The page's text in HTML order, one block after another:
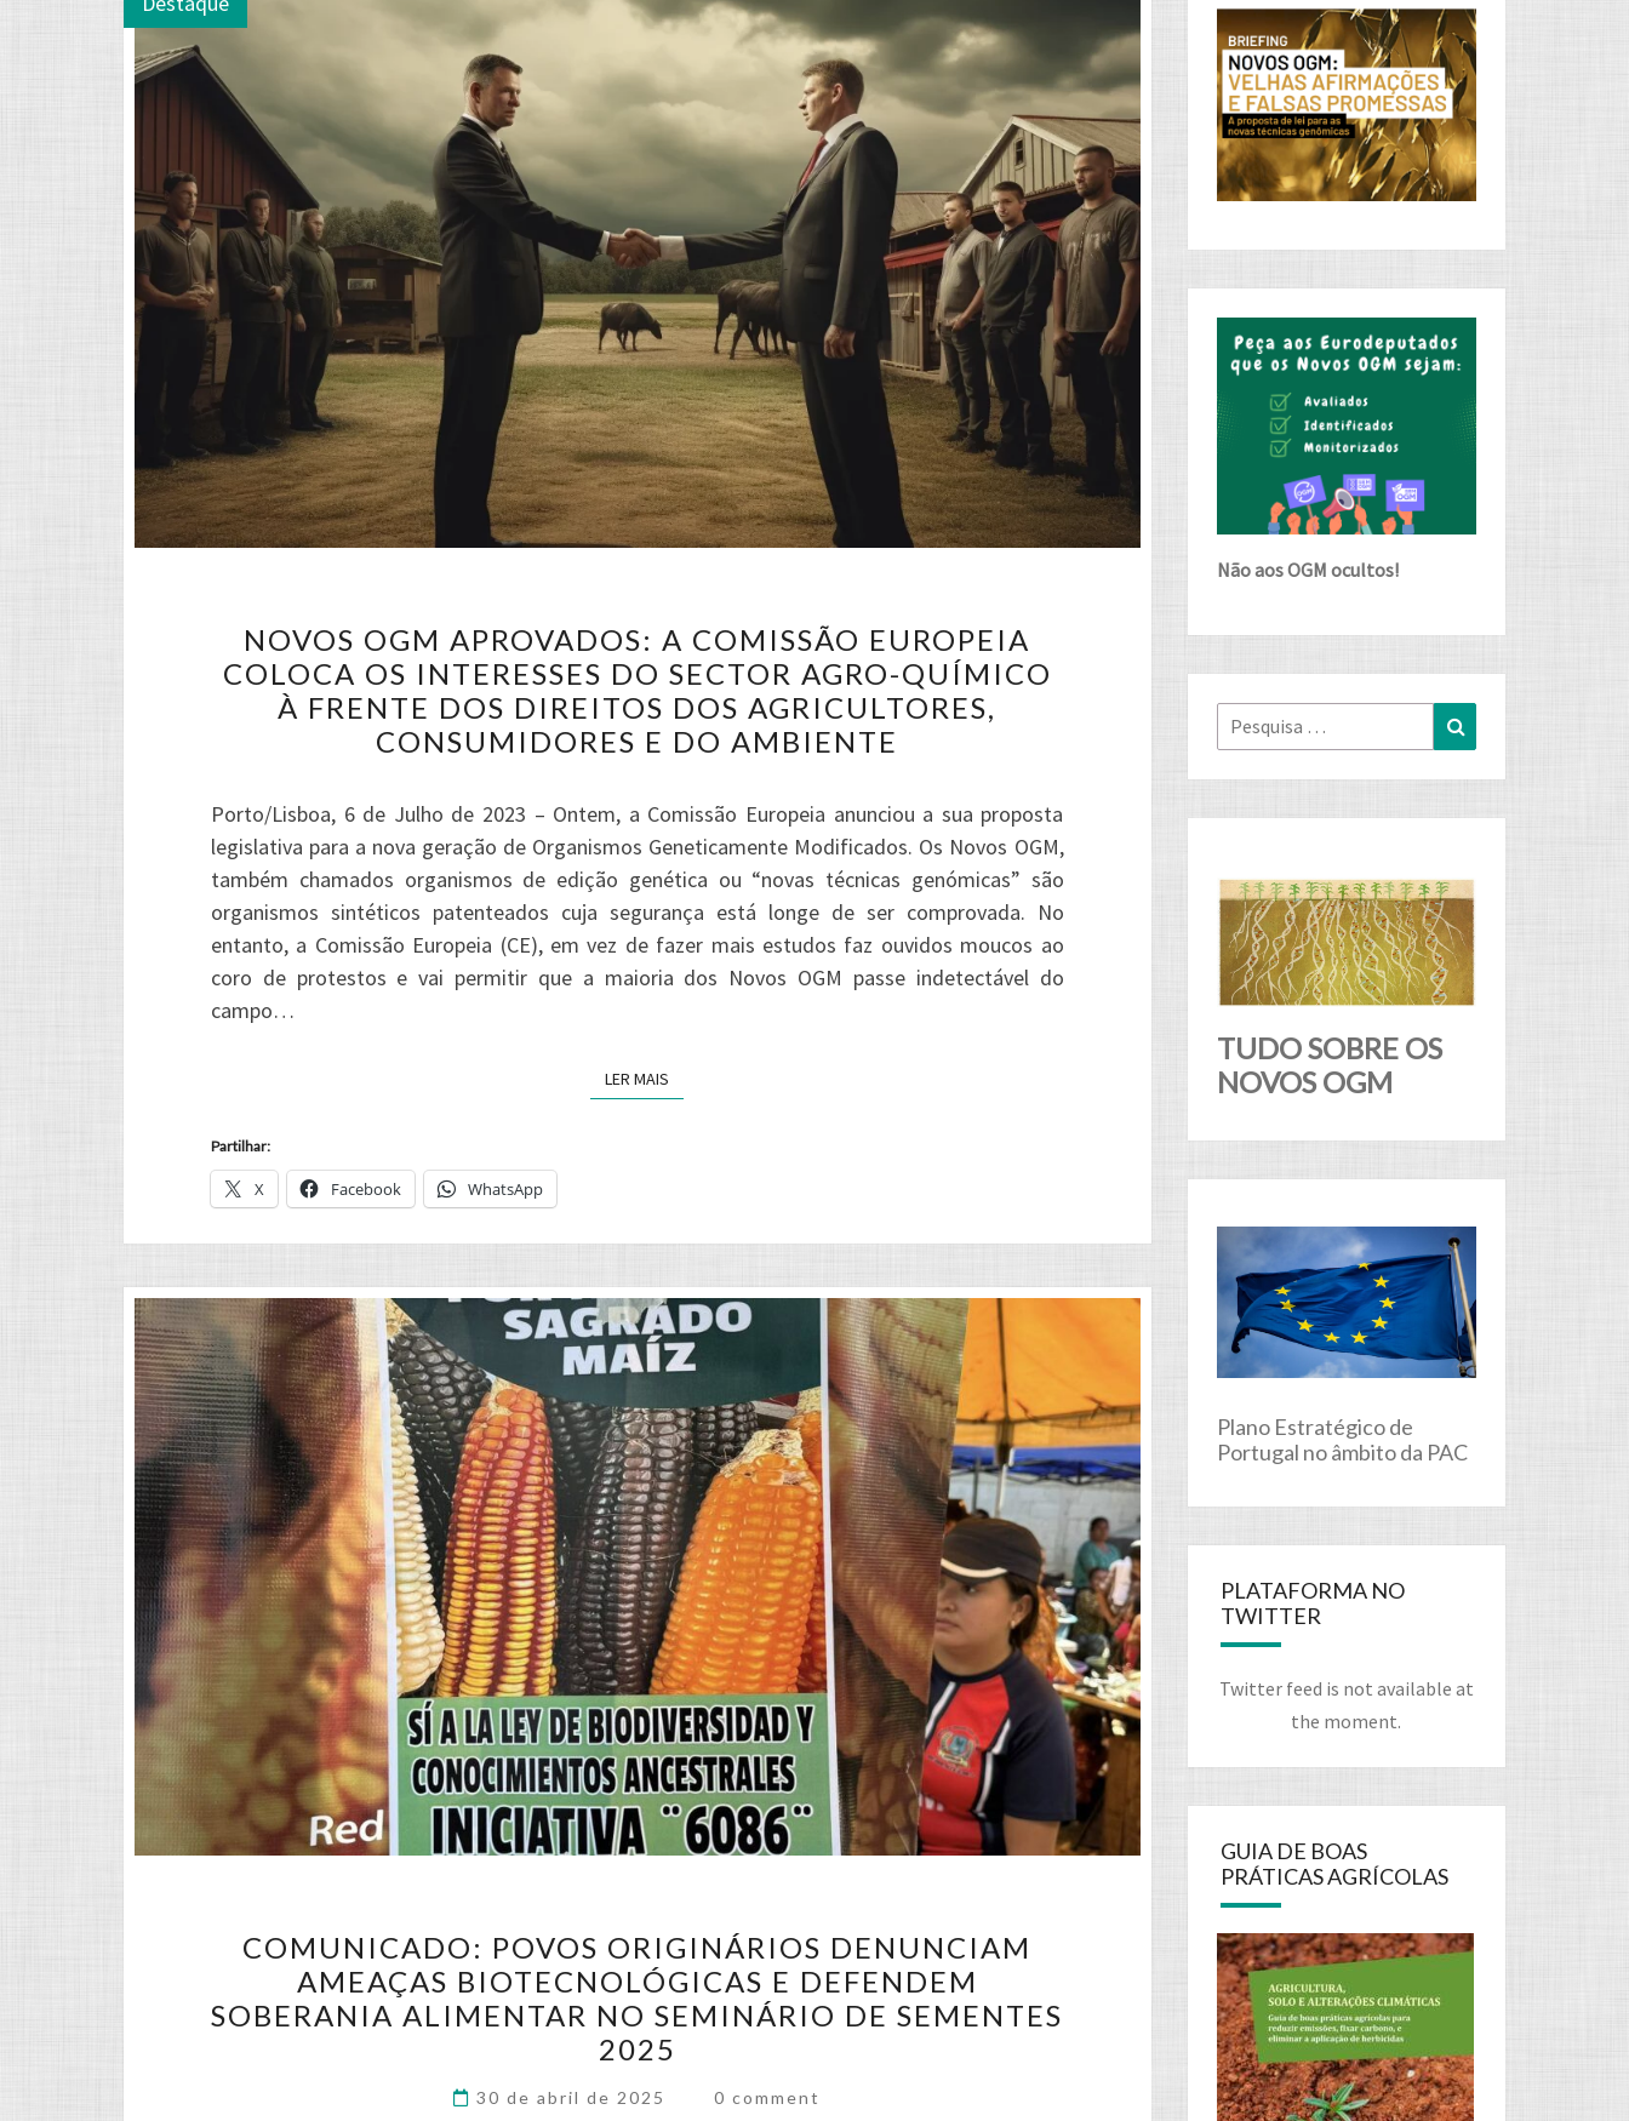
OGM
APROVADOS:
A
COMISSÃO
COLOCA
OS
INTERESSES
DO
SECTOR
À
CONSUMIDORES
E
DO
AMBIENTE
NOVOS OGM APROVADOS: A COMISSÃO EUROPEIA
COLOCA OS INTERESSES DO SECTOR AGRO-QUÍMICO
À FRENTE DOS DIREITOS DOS AGRICULTORES,
CONSUMIDORES E DO AMBIENTE
Porto/Lisboa, 6 de Julho de 2023 – Ontem, a Comissão Europeia anunciou a sua proposta
legislativa para a nova geração de Organismos Geneticamente Modificados. Os Novos OGM,
também chamados organismos de edição genética ou “novas técnicas genómicas” são
organismos sintéticos patenteados cuja segurança está longe de ser comprovada. No
entanto, a Comissão Europeia (CE), em vez de fazer mais estudos faz ouvidos moucos ao
coro de protestos e vai permitir que a maioria dos Novos OGM passe indetectável do
campo…
LER MAIS
Partilhar:
X Facebook WhatsApp
POVOS
ORIGINÁRIOS
DENUNCIAM
AMEAÇAS
BIOTECNOLÓGICAS
COMUNICADO: POVOS ORIGINÁRIOS DENUNCIAM
AMEAÇAS BIOTECNOLÓGICAS E DEFENDEM
SOBERANIA ALIMENTAR NO SEMINÁRIO DE SEMENTES
2025
30 de abril de 2025 Comments
0 comment
Não aos OGM ocultos!
Pesquisa
for:
TUDO SOBRE OS
NOVOS OGM
Plano Estratégico de
Portugal no âmbito da PAC
PLATAFORMA NO
TWITTER
Twitter feed is not available at
the moment.
GUIA DE BOAS
PRÁTICAS AGRÍCOLAS